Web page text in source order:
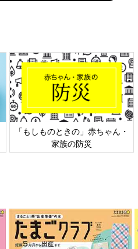
「もしものときの」赤ちゃん・
家族の防災